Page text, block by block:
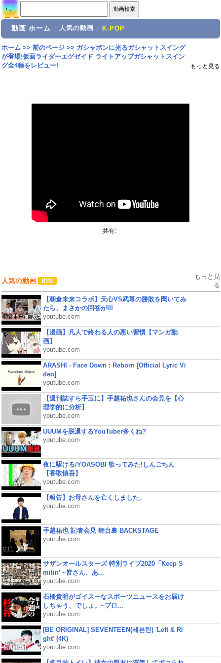
動画 ホーム 人気の動画 K-POP
ホーム>> 前のページ>> ガシャポンに光るガシャットスイング
が登場!仮面ライダーエグゼイド ライトアップガシャットスイン
グ全4種をレビュー!
もっと見る
共有:
人気の動画
もっと見
る
【朝倉未来コラボ】天心VS武尊の勝敗を聞いてみ
たら、まさかの回答が!!!
youtube.com
【漫画】凡人で終わる人の悪い習慣【マンガ動
画】
youtube.com
ARASHI - Face Down : Reborn [Official Lyric Vi
deo]
youtube.com
【週刊誌すら手玉に】手越祐也さんの会見を【心
理学的に分析】
youtube.com
UUUMを脱退するYouTuber多くね?
youtube.com
夜に駆ける/YOASOBI 歌ってみた!しんごちん
【香取慎吾】
youtube.com
【報告】お母さんを亡くしました。
youtube.com
手越祐也 記者会見 舞台裏 BACKSTAGE
youtube.com
サザンオールスターズ 特別ライブ2020「Keep S
milin’ ~皆さん、あ...
youtube.com
石橋貴明がゴイスーなスポーツニュースをお届け
しちゃう、でしょ。~プロ...
youtube.com
[BE ORIGINAL] SEVENTEEN(세븐틴) 'Left & Ri
ght' (4K)
youtube.com